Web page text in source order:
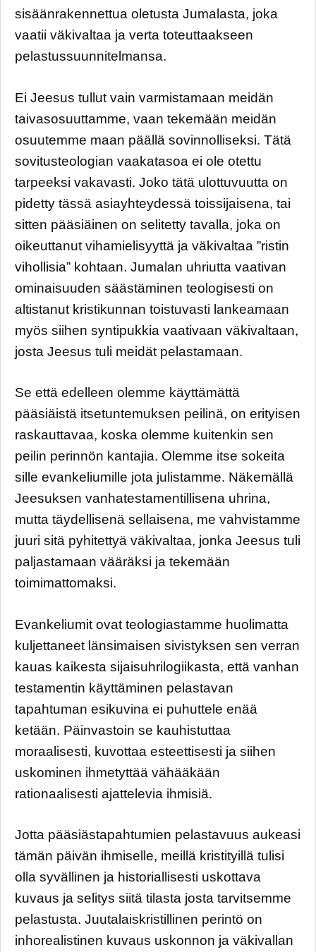
sisäänrakennettua oletusta Jumalasta, joka
vaatii väkivaltaa ja verta toteuttaakseen
pelastussuunnitelmansa.
Ei Jeesus tullut vain varmistamaan meidän
taivasosuuttamme, vaan tekemään meidän
osuutemme maan päällä sovinnolliseksi. Tätä
sovitusteologian vaakatasoa ei ole otettu
tarpeeksi vakavasti. Joko tätä ulottuvuutta on
pidetty tässä asiayhteydessä toissijaisena, tai
sitten pääsiäinen on selitetty tavalla, joka on
oikeuttanut vihamielisyyttä ja väkivaltaa ”ristin
vihollisia” kohtaan. Jumalan uhriutta vaativan
ominaisuuden säästäminen teologisesti on
altistanut kristikunnan toistuvasti lankeamaan
myös siihen syntipukkia vaativaan väkivaltaan,
josta Jeesus tuli meidät pelastamaan.
Se että edelleen olemme käyttämättä
pääsiäistä itsetuntemuksen peilinä, on erityisen
raskauttavaa, koska olemme kuitenkin sen
peilin perinnön kantajia. Olemme itse sokeita
sille evankeliumille jota julistamme. Näkemällä
Jeesuksen vanhatestamentillisena uhrina,
mutta täydellisenä sellaisena, me vahvistamme
juuri sitä pyhitettyä väkivaltaa, jonka Jeesus tuli
paljastamaan vääräksi ja tekemään
toimimattomaksi.
Evankeliumit ovat teologiastamme huolimatta
kuljettaneet länsimaisen sivistyksen sen verran
kauas kaikesta sijaisuhrilogiikasta, että vanhan
testamentin käyttäminen pelastavan
tapahtuman esikuvina ei puhuttele enää
ketään. Päinvastoin se kauhistuttaa
moraalisesti, kuvottaa esteettisesti ja siihen
uskominen ihmetyttää vähääkään
rationaalisesti ajattelevia ihmisiä.
Jotta pääsiästapahtumien pelastavuus aukeasi
tämän päivän ihmiselle, meillä kristityillä tulisi
olla syvällinen ja historiallisesti uskottava
kuvaus ja selitys siitä tilasta josta tarvitsemme
pelastusta. Juutalaiskristillinen perintö on
inhorealistinen kuvaus uskonnon ja väkivallan